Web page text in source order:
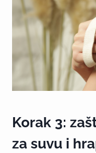
Korak 3:
za suvu i